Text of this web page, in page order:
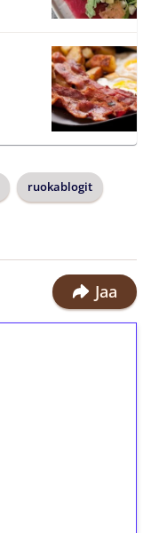
ruokablogit
Jaa